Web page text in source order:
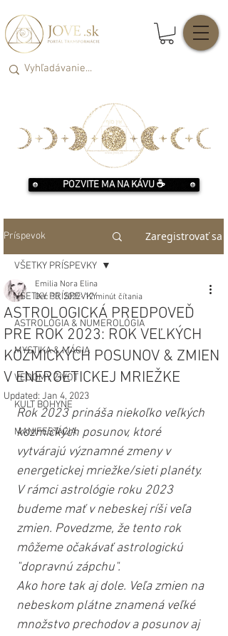
POZVITE MA NA KÁVU ☕️
Príspevok Zaregistrovať sa
VŠETKY PRÍSPEVKY
ASTROLÓGIA & NUMEROLÓGIA
MYSTIKA & MÁGIA
VEDOMÝ ŽIVOT
KULT BOHYNE
MANIFESTÁCIA
VŠETKY PRÍSPEVKY
ASTROLOGICKÁ PREDPOVEĎ
PRE ROK 2023: ROK VEĽKÝCH
KOZMICKÝCH POSUNOV & ZMIEN
V ENERGETICKEJ MRIEŽKE
Emilia Nora Elina
Dec 30, 2022 12 minút čítania
Updated: Jan 4, 2023
Rok 2023 prináša niekoľko veľkých
kozmických posunov, ktoré
vytvárajú významné zmeny v
energetickej mriežke/sieti planéty.
V rámci astrológie roku 2023
budeme mať v nebeskej ríši veľa
zmien. Povedzme, že tento rok
môžeme očakávať astrologickú
"dopravnú zápchu".
Ako hore tak aj dole. Veľa zmien na
nebeskom plátne znamená veľké
množstvo prechodov a posunov aj